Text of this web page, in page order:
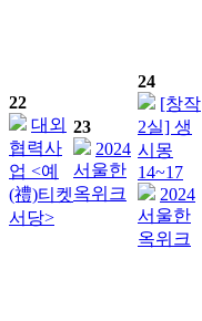
22
대외
협력사
업 <예
(禮)티켓
서당>
23
2024
서울한
옥위크
24
[창작
2실] 생
시몽
14~17
2024
서울한
옥위크